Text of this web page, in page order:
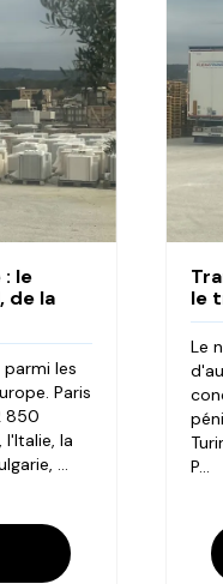
le
de la
les
Paris
850
la
...
le
Le
P...